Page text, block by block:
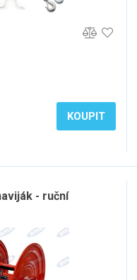
KOUPIT
- ruční